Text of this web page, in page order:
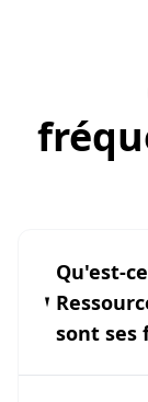
Qu'est-
sont ses